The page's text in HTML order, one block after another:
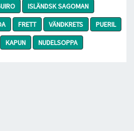
ISLÄNDSK SAGOMAN
FRETT VÄNDKRETS
PUERIL
KAPUN NUDELSOPPA